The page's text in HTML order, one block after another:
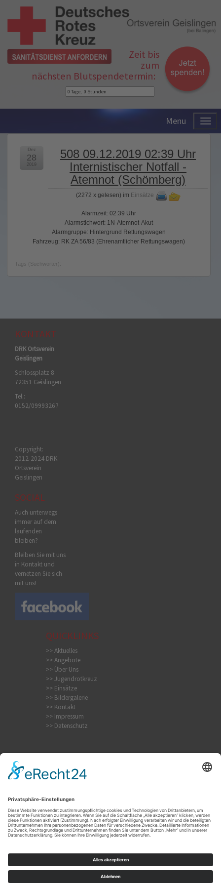
Zeit bis
zum
nächsten Blutspendetermin:
Menu
508 09.12.2019 02:39 Uhr
Internistischer Notfall -
Atemnot (Schömberg)
(2272 x gelesen) im Einsätze
Dez
28
2019
Alarmzeit: 02:39 Uhr
Alarmstichwort: 1N-Atemnot-Akut
Alarmgruppe: Hintergrund Rettungswagen
Fahrzeug: RK ZA 56/83 (Ehrenamtlicher Rettungswagen)
Tags (Suchwörter):
KONTAKT
DRK Ortsverein
Geislingen
Schlossplatz 8
72351 Geislingen
Tel.:
0152/09993267
Copyright:
2012-2024 DRK
Ortsverein
Geislingen
SOCIAL
Auch unterwegs
immer auf dem
laufenden
bleiben?
Bleiben Sie mit uns
in Kontakt und
vernetzen Sie sich
mit uns!
QUICKLINKS
>> Aktuelles
>> Angebote
>> Über Uns
>> Jugendrotkreuz
>> Einsätze
>> Bildergalerie
>> Kontakt
>> Impressum
>> Datenschutz
Internistischer Notfall
Krampfanfall